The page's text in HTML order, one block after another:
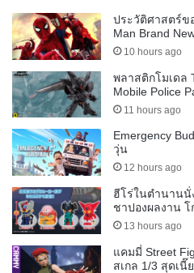
ประวัติศาสตร์ข
Man Brand
10 hours ago
พลาสติกโมเดล
Mobile Police
11 hours ago
Emergency
วุ่น
12 hours ago
ฮีโร่ในตำนานนั่
ชาปองผลงาน
13 hours ago
แคมมี่ Street
สเกล 1/3 สุดเนี๊